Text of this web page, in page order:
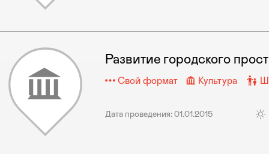
Развитие городского
Свой формат Культура
Дата проведения: 01.01.2015